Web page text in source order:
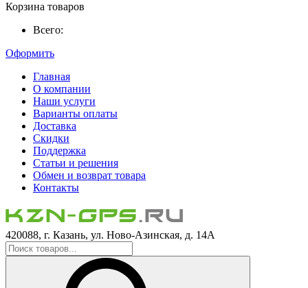
Корзина товаров
Всего:
Оформить
Главная
О компании
Наши услуги
Варианты оплаты
Доставка
Скидки
Поддержка
Статьи и решения
Обмен и возврат товара
Контакты
420088, г. Казань, ул. Ново-Азинская, д. 14А